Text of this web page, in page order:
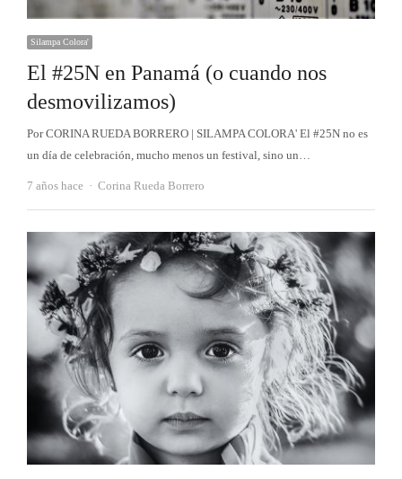
Silampa Colora'
El #25N en Panamá (o cuando nos
desmovilizamos)
Por CORINA RUEDA BORRERO | SILAMPA COLORA' El #25N no es
un día de celebración, mucho menos un festival, sino un…
7 años hace Autor
Corina Rueda Borrero